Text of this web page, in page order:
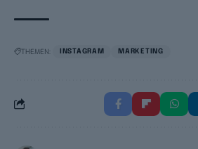
THEMEN: INSTAGRAM MARKETING